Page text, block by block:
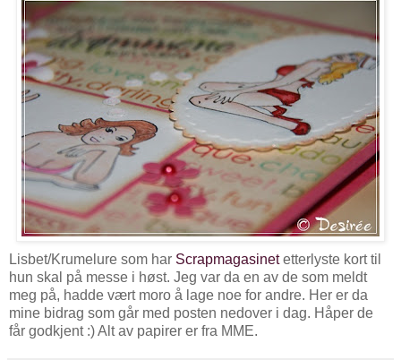
Lisbet/Krumelure som har Scrapmagasinetetterlyste kort til
hun skal på messe i høst. Jeg var da en av de som meldt
meg på, hadde vært moro å lage noe for andre. Her er da
mine bidrag som går med posten nedover i dag. Håper de
får godkjent :) Alt av papirer er fra MME.